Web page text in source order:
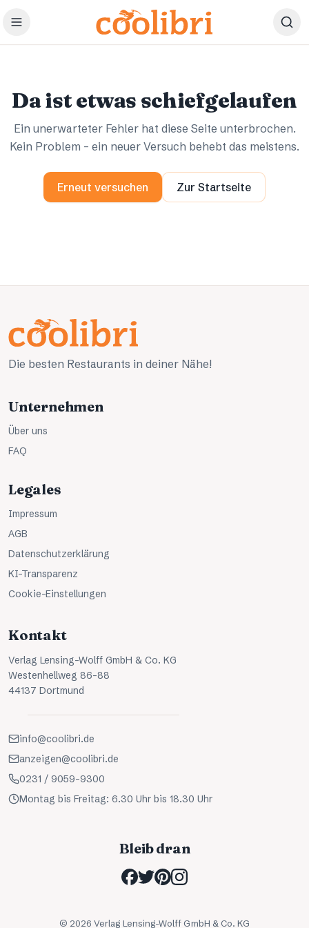
Zum Hauptinhalt springen
Da ist etwas schiefgelaufen
Ein unerwarteter Fehler hat diese Seite unterbrochen.
Kein Problem – ein neuer Versuch behebt das meistens.
Erneut versuchen Zur Startseite
Die besten Restaurants in deiner Nähe!
Unternehmen
Über uns
FAQ
Legales
Impressum
AGB
Datenschutzerklärung
KI-Transparenz
Cookie-Einstellungen
Kontakt
Verlag Lensing-Wolff GmbH & Co. KG
Westenhellweg 86-88
44137 Dortmund
info@coolibri.de
anzeigen@coolibri.de
0231 / 9059-9300
Montag bis Freitag: 6.30 Uhr bis 18.30 Uhr
Bleib dran
© 2026 Verlag Lensing-Wolff GmbH & Co. KG